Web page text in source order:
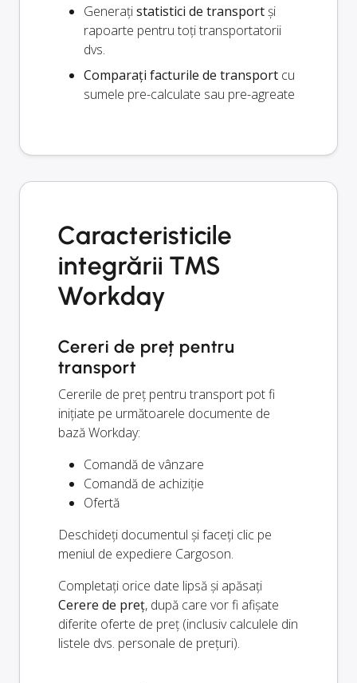
Generațistatistici de transportși
rapoarte pentru toți transportatorii
dvs.
Comparați facturile de transport cu
sumele pre-calculate sau pre-agreate
Caracteristicile
integrării TMS
Workday
Cereri de preț pentru
transport
Cererile de preț pentru transport pot fi
inițiate pe următoarele documente de
bază Workday:
Comandă de vânzare
Comandă de achiziție
Ofertă
Deschideți documentul și faceți clic pe
meniul de expediere Cargoson.
Completați orice date lipsă și apăsați
Cerere de preț, după care vor fi afișate
diferite oferte de preț (inclusiv calculele din
listele dvs. personale de prețuri).